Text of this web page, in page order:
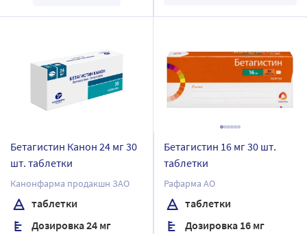
Бетагистин Канон 24 мг 30
шт. таблетки
Канонфарма продакшн ЗАО
таблетки
Дозировка 24 мг
Бетагистин 16 мг 30 шт.
таблетки
Рафарма АО
таблетки
Дозировка 16 мг